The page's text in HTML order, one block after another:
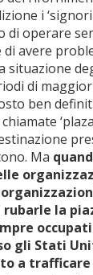
i ‘signori
di operare
di avere
situazione
di
ben
Ma
la
gli Stati
a